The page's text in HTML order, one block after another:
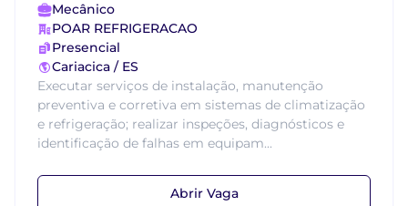
Mecânico
POAR REFRIGERACAO
Presencial
Cariacica / ES
Executar serviços de instalação, manutenção
preventiva e corretiva em sistemas de climatização
e refrigeração; realizar inspeções, diagnósticos e
identificação de falhas em equipam...
Abrir Vaga